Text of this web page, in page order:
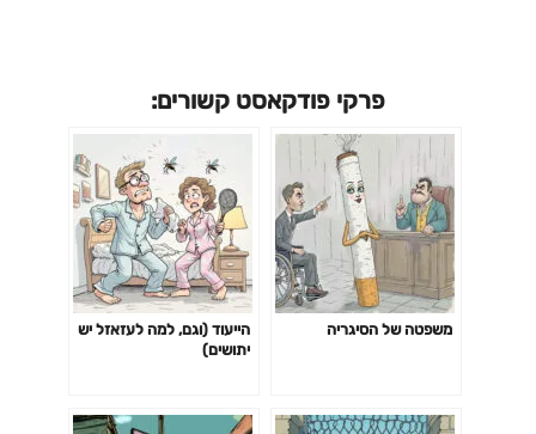
פרקי פודקאסט קשורים:
משפטה של הסיגריה
הייעוד (וגם, למה לעזאזל יש
יתושים)